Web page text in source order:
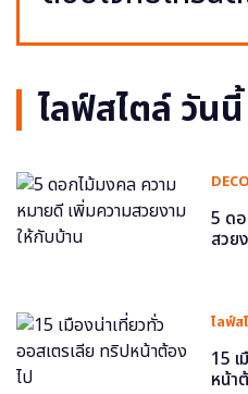
ไลฟ์สไตล์ วันนี้
5 ด
สวย
ไลฟ์ส
15 เ
หน้า